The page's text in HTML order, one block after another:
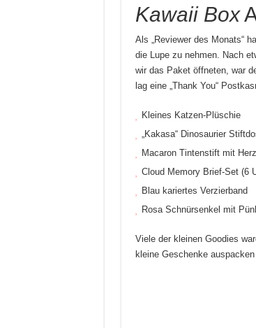
Kawaii Box
Als „Reviewer des Monats“
die Lupe zu nehmen. Nach
wir das Paket öffneten, war
lag eine „Thank You“
Kleines Katzen-Plüschie
„Kakasa“ Dinosaurier
Macaron Tintenstift mit
Cloud Memory Brief-Set (6
Blau kariertes Verzierband
Rosa Schnürsenkel mit
Viele der kleinen Goodies
kleine Geschenke